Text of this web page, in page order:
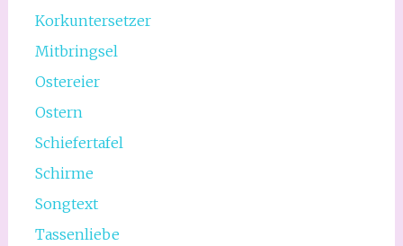
Korkuntersetzer
Mitbringsel
Ostereier
Ostern
Schiefertafel
Schirme
Songtext
Tassenliebe